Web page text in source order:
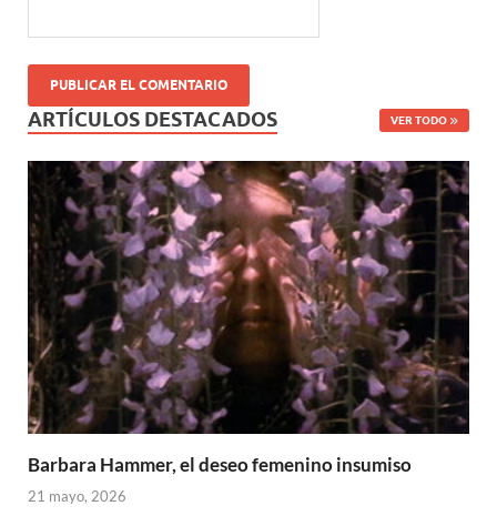
ARTÍCULOS DESTACADOS VER TODO
Barbara Hammer, el deseo femenino insumiso
21 mayo, 2026